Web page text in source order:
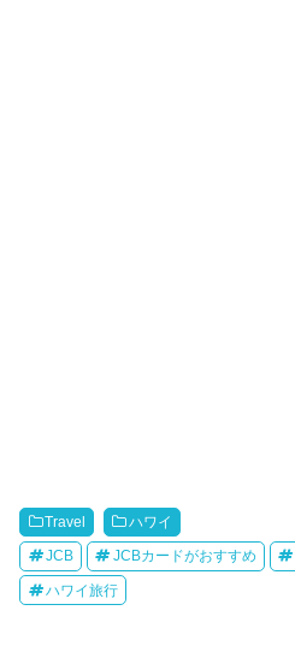
Travel ハワイ
JCB JCBカードがおすすめ
ハワイ旅行